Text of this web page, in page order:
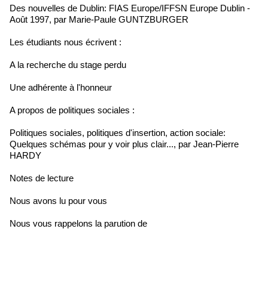
Des nouvelles de Dublin: FIAS Europe/IFFSN Europe Dublin -
Août 1997, par Marie-Paule GUNTZBURGER
Les étudiants nous écrivent :
A la recherche du stage perdu
Une adhérente à l'honneur
A propos de politiques sociales :
Politiques sociales, politiques d'insertion, action sociale:
Quelques schémas pour y voir plus clair..., par Jean-Pierre
HARDY
Notes de lecture
Nous avons lu pour vous
Nous vous rappelons la parution de